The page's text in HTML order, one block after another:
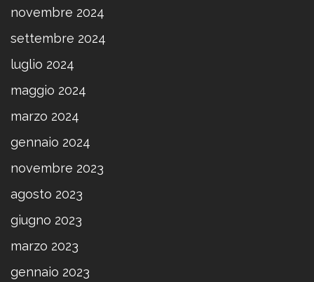
novembre 2024
settembre 2024
luglio 2024
maggio 2024
marzo 2024
gennaio 2024
novembre 2023
agosto 2023
giugno 2023
marzo 2023
gennaio 2023